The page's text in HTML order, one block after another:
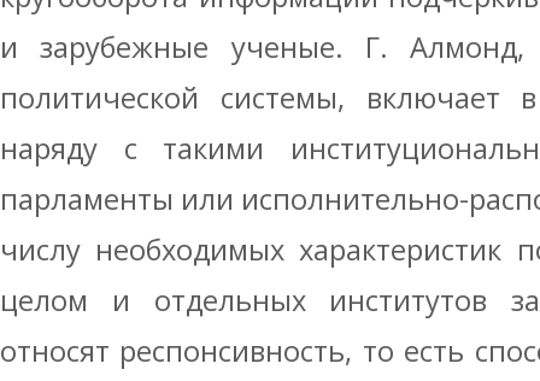
и зарубежные ученые. Г. Алмонд,
политической системы,
наряду с такими
парламенты или исполнительно-
числу необходимых характеристик
целом и отдельных институтов
относят респонсивность, то есть